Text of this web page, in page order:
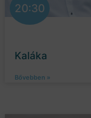
20:30
Kaláka
Bővebben »